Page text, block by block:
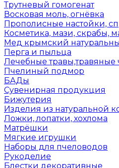
Трутневый гомогенат
Восковая моль, огнёвка
Прополисные настойки,
Косметика, мази, скрабы,
Мед крымский
Перга и пыльца
Лечебные травы,травяные
Пчелиный подмор
БАДы
Сувенирная продукция
Бижутерия
Изделия из натуральной
Ложки, лопатки, хохлома
Матрёшки
Мягкие игрушки
Наборы для пчеловодов
Рукоделие
Блестки декоративные